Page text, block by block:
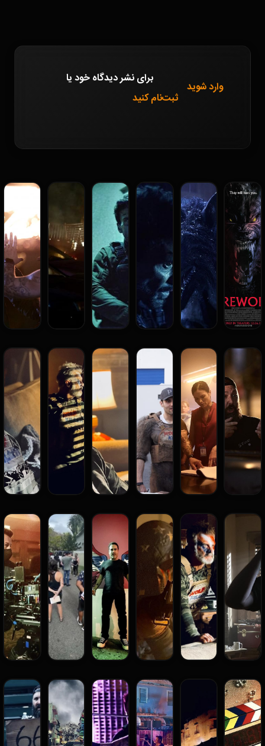
برای نشر دیدگاه خود
وارد شوید
یا
ثبت‌نام کنید